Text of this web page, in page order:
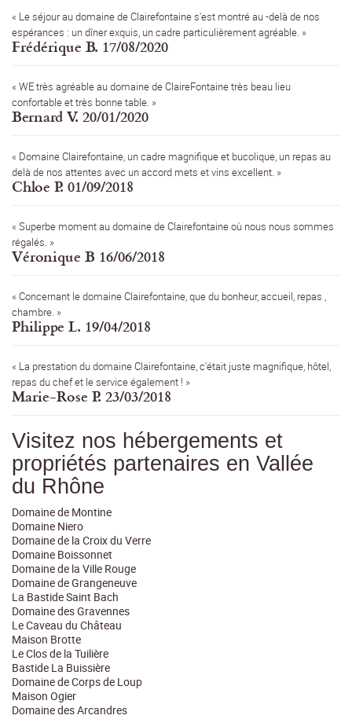
« Le séjour au domaine de Clairefontaine s'est montré au -delà de nos
espérances : un dîner exquis, un cadre particulièrement agréable. »
Frédérique B. 17/08/2020
« WE très agréable au domaine de ClaireFontaine très beau lieu
confortable et très bonne table. »
Bernard V. 20/01/2020
« Domaine Clairefontaine, un cadre magnifique et bucolique, un repas au
delà de nos attentes avec un accord mets et vins excellent. »
Chloe P. 01/09/2018
« Superbe moment au domaine de Clairefontaine où nous nous sommes
régalés. »
Véronique B 16/06/2018
« Concernant le domaine Clairefontaine, que du bonheur, accueil, repas ,
chambre. »
Philippe L. 19/04/2018
« La prestation du domaine Clairefontaine, c'était juste magnifique, hôtel,
repas du chef et le service également ! »
Marie-Rose P. 23/03/2018
Visitez nos hébergements et
propriétés partenaires en Vallée
du Rhône
Domaine de Montine
Domaine Niero
Domaine de la Croix du Verre
Domaine Boissonnet
Domaine de la Ville Rouge
Domaine de Grangeneuve
La Bastide Saint Bach
Domaine des Gravennes
Le Caveau du Château
Maison Brotte
Le Clos de la Tuilière
Bastide La Buissière
Domaine de Corps de Loup
Maison Ogier
Domaine des Arcandres